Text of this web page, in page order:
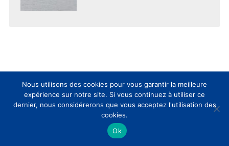
Nous suivre sur les réseaux sociaux
Nous utilisons des cookies pour vous garantir la meilleure
expérience sur notre site. Si vous continuez à utiliser ce
dernier, nous considérerons que vous acceptez l'utilisation des
cookies.
Ok